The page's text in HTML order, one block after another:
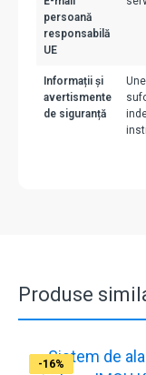
persoană
responsabilă
UE
Informații și
avertismente
de siguranță
Produse
-31%
Sistem de
-19%
-21%
-13%
-15%
-20%
-12%
-13%
-16%